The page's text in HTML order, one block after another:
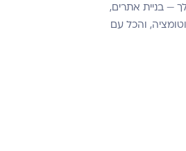
— בניית אתרים,
והכל עם